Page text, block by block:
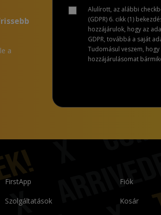
a
Alulírott, az alábbi
(GDPR) 6. cikk (1)
hozzájárulok, hogy az
GDPR, továbbá a saját
Tudomásul veszem, hogy
hozzájárulásomat
FirstApp
Szolgáltatások
Fiók
Kosár